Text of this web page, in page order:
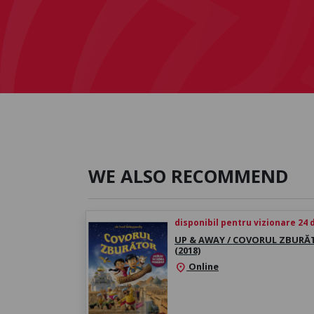
WE ALSO RECOMMEND
disponibil pentru vizionare 24
UP & AWAY / COVORUL
(2018)
location_on Online